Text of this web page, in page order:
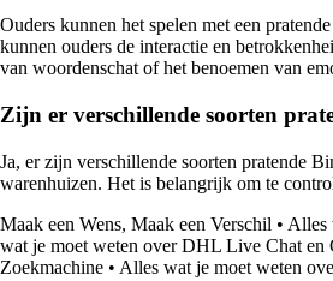
Ouders kunnen het spelen met een
kunnen ouders de interactie en
van woordenschat of het benoemen van
Zijn er verschillende soorten
Ja, er zijn verschillende soorten pratende
warenhuizen. Het is belangrijk om te
Maak een Wens, Maak een Verschil • Alles
wat je moet weten over DHL Live Chat en
Zoekmachine • Alles wat je moet weten